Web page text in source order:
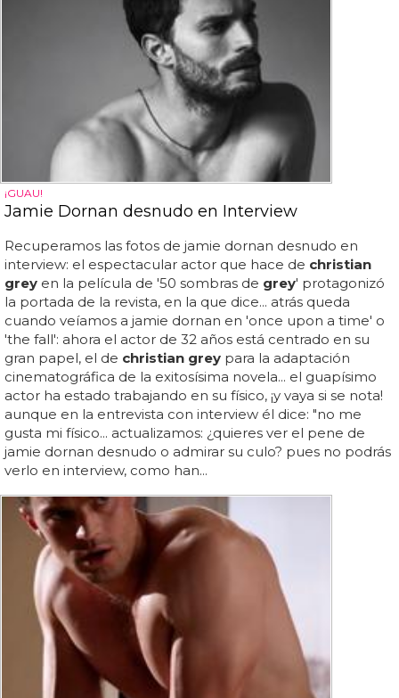
¡GUAU!
Jamie Dornan desnudo en Interview
Recuperamos las fotos de jamie dornan desnudo en
interview: el espectacular actor que hace de christian
grey en la película de '50 sombras de grey' protagonizó
la portada de la revista, en la que dice... atrás queda
cuando veíamos a jamie dornan en 'once upon a time' o
'the fall': ahora el actor de 32 años está centrado en su
gran papel, el de christian grey para la adaptación
cinematográfica de la exitosísima novela... el guapísimo
actor ha estado trabajando en su físico, ¡y vaya si se nota!
aunque en la entrevista con interview él dice: "no me
gusta mi físico... actualizamos: ¿quieres ver el pene de
jamie dornan desnudo o admirar su culo? pues no podrás
verlo en interview, como han...